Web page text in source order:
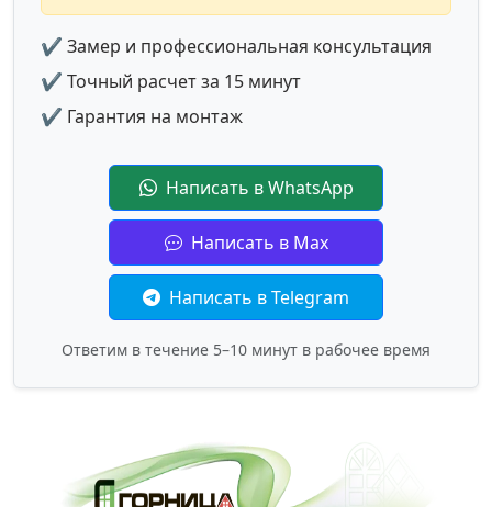
✔ Замер и профессиональная консультация
✔ Точный расчет за 15 минут
✔ Гарантия на монтаж
Написать в WhatsApp
Написать в Max
Написать в Telegram
Ответим в течение 5–10 минут в рабочее время